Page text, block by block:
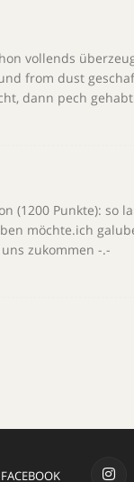
vollends
from dust
dann pech
(1200 Punkte): so
möchte.ich
zukommen -.-
FACEBOOK